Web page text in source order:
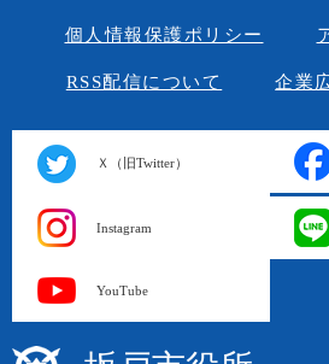
個人情報保護ポリシー
RSS配信について 企業
Ｘ（旧Twitter）
Instagram
YouTube